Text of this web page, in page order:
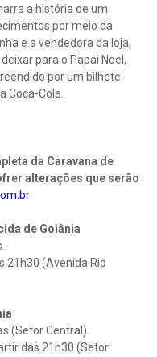
a história de um
por meio da
e a vendedora da loja,
para o Papai Noel,
por um bilhete
Coca-Cola.
da Caravana de
alterações que serão
de Goiânia
21h30 (Avenida Rio
(Setor Central).
das 21h30 (Setor